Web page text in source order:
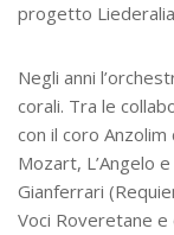
progetto
Negli anni
corali. Tra le
con il coro
Mozart, L’Angelo
Gianferrari
Voci Roveretane